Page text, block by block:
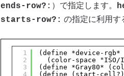
ends-row?: ）で指定します。
starts-row?: の指定に利用す
1
2
3
4
(define *device-rgb*
(color-space "ISO/
(define *Gray80*
(define (start-cell?)